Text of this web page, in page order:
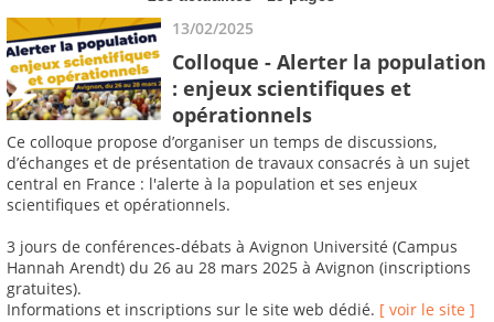
13/02/2025
Colloque - Alerter la population
: enjeux scientifiques et
opérationnels
Ce colloque propose d’organiser un temps de discussions,
d’échanges et de présentation de travaux consacrés à un sujet
central en France : l'alerte à la population et ses enjeux
scientifiques et opérationnels.
3 jours de conférences-débats à Avignon Université (Campus
Hannah Arendt) du 26 au 28 mars 2025 à Avignon (inscriptions
gratuites).
Informations et inscriptions sur le site web dédié. [ voir le site ]